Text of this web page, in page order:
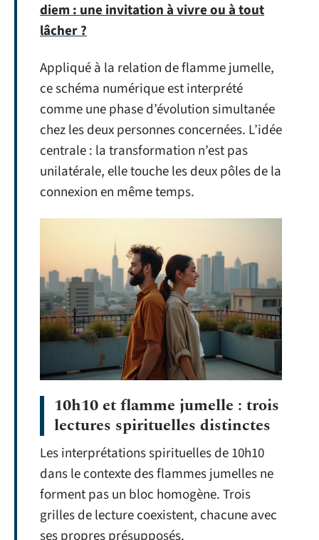
diem : une invitation à vivre ou à tout
lâcher ?
Appliqué à la relation de flamme jumelle,
ce schéma numérique est interprété
comme une phase d’évolution simultanée
chez les deux personnes concernées. L’idée
centrale : la transformation n’est pas
unilatérale, elle touche les deux pôles de la
connexion en même temps.
10h10 et flamme jumelle : trois
lectures spirituelles distinctes
Les interprétations spirituelles de 10h10
dans le contexte des flammes jumelles ne
forment pas un bloc homogène. Trois
grilles de lecture coexistent, chacune avec